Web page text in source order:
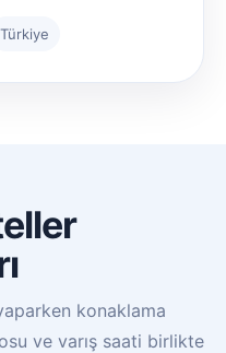
Türkiye
konaklama
ve varış saati birlikte